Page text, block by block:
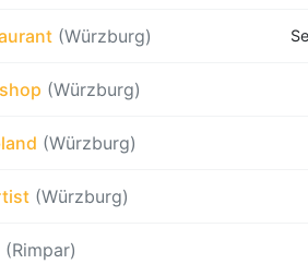
(Würzburg)
(Würzburg)
(Würzburg)
(Würzburg)
(Rimpar)